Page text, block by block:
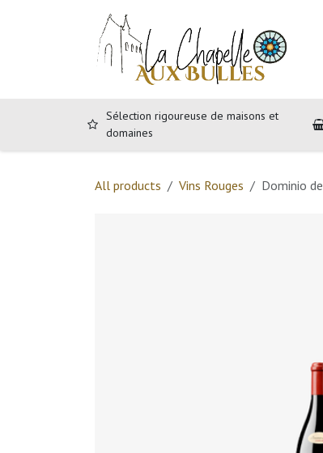
Sélection rigoureuse de maisons et
domaines
All products Vins Rouges Dominio